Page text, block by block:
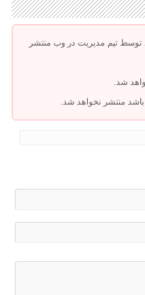
تیم مدیریت در وب منتشر
شد.
منتشر نخواهد شد.